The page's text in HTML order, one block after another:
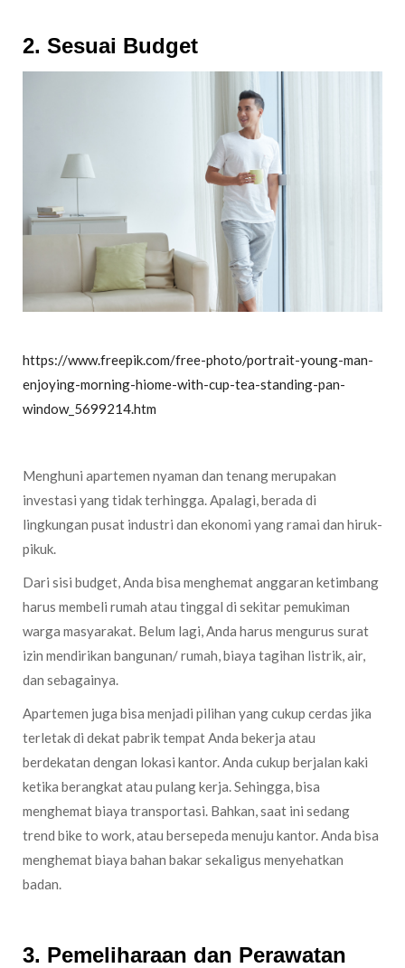
2. Sesuai Budget
https://www.freepik.com/free-photo/portrait-young-man-
enjoying-morning-hiome-with-cup-tea-standing-pan-
window_5699214.htm
Menghuni apartemen nyaman dan tenang merupakan
investasi yang tidak terhingga. Apalagi, berada di
lingkungan pusat industri dan ekonomi yang ramai dan hiruk-
pikuk.
Dari sisi budget, Anda bisa menghemat anggaran ketimbang
harus membeli rumah atau tinggal di sekitar pemukiman
warga masyarakat. Belum lagi, Anda harus mengurus surat
izin mendirikan bangunan/ rumah, biaya tagihan listrik, air,
dan sebagainya.
Apartemen juga bisa menjadi pilihan yang cukup cerdas jika
terletak di dekat pabrik tempat Anda bekerja atau
berdekatan dengan lokasi kantor. Anda cukup berjalan kaki
ketika berangkat atau pulang kerja. Sehingga, bisa
menghemat biaya transportasi. Bahkan, saat ini sedang
trend bike to work, atau bersepeda menuju kantor. Anda bisa
menghemat biaya bahan bakar sekaligus menyehatkan
badan.
3. Pemeliharaan dan Perawatan